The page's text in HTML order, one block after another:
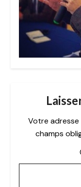
Votre adresse
champs